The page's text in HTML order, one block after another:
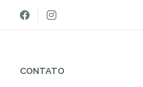
CONTATO